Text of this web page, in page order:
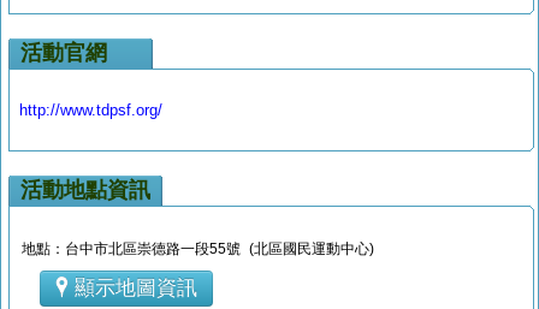
活動官網
http://www.tdpsf.org/
活動地點資訊
地點：台中市北區崇德路一段55號 (北區國民運動中心)
顯示地圖資訊